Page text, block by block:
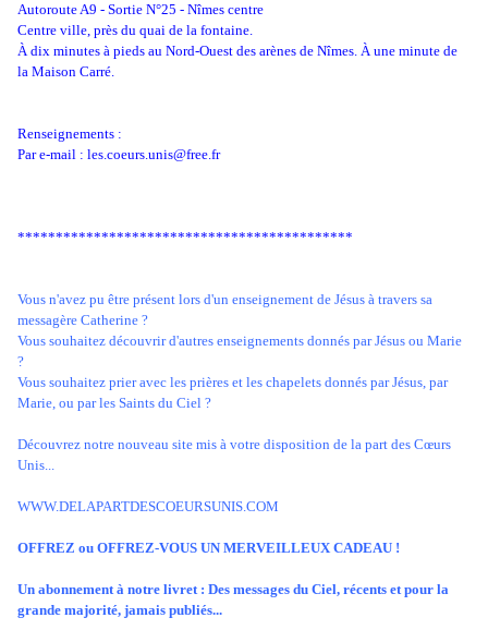
Autoroute A9 - Sortie N°25 - Nîmes centre
Centre ville, près du quai de la fontaine.
À dix minutes à pieds au Nord-Ouest des arènes de Nîmes. À une minute de
la Maison Carré.
Renseignements :
Par e-mail : les.coeurs.unis@free.fr
********************************************
Vous n'avez pu être présent lors d'un enseignement de Jésus à travers sa
messagère Catherine ?
Vous souhaitez découvrir d'autres enseignements donnés par Jésus ou Marie
?
Vous souhaitez prier avec les prières et les chapelets donnés par Jésus, par
Marie, ou par les Saints du Ciel ?
Découvrez notre nouveau site mis à votre disposition de la part des Cœurs
Unis...
WWW.DELAPARTDESCOEURSUNIS.COM
OFFREZ ou OFFREZ-VOUS UN MERVEILLEUX CADEAU !
Un abonnement à notre livret : Des messages du Ciel, récents et pour la
grande majorité, jamais publiés...